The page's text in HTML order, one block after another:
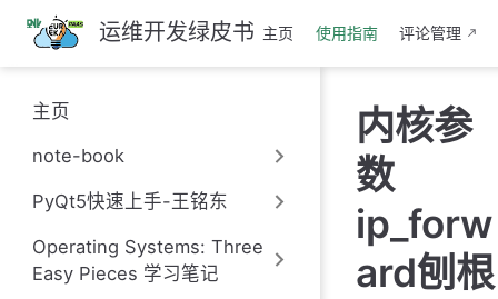
跳
至
主
要
內
运维开发绿皮书 主页 使用指南 评论管理
主页
note-book
PyQt5快速上手-王铭东
Operating Systems: Three
Easy Pieces 学习笔记
内核参
数
ip_forw
ard刨根